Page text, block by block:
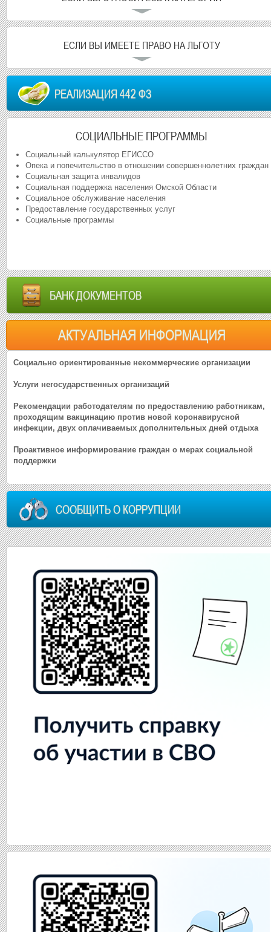
ЕСЛИ ВЫ ИМЕЕТЕ ПРАВО НА ЛЬГОТУ
РЕАЛИЗАЦИЯ 442 ФЗ
СОЦИАЛЬНЫЕ ПРОГРАММЫ
Социальный калькулятор ЕГИССО
Опека и попечительство в отношении совершеннолетних граждан
Социальная защита инвалидов
Социальная поддержка населения Омской Области
Социальное обслуживание населения
Предоставление государственных услуг
Социальные программы
БАНК ДОКУМЕНТОВ
АКТУАЛЬНАЯ ИНФОРМАЦИЯ
Социально ориентированные некоммерческие организации
Услуги негосударственных организаций
Рекомендации работодателям по предоставлению работникам,
проходящим вакцинацию против новой коронавирусной
инфекции, двух оплачиваемых дополнительных дней отдыха
Проактивное информирование граждан о мерах социальной
поддержки
СООБЩИТЬ О КОРРУПЦИИ